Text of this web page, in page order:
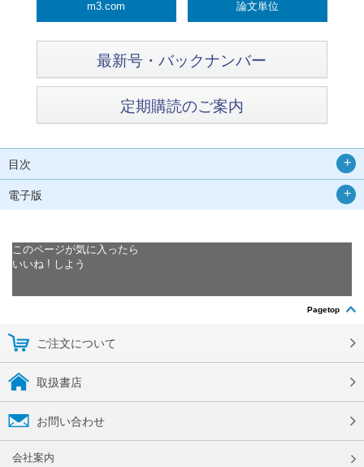
m3.com 論文単位
最新号・バックナンバー
定期購読のご案内
目次
電子版
このページが気に入ったら
いいね ! しよう
Pagetop
ご注文について
取扱書店
お問い合わせ
会社案内